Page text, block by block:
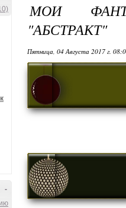
-
МОИ
"АБСТРАКТ"
Пятница, 04 Августа 2017 г.